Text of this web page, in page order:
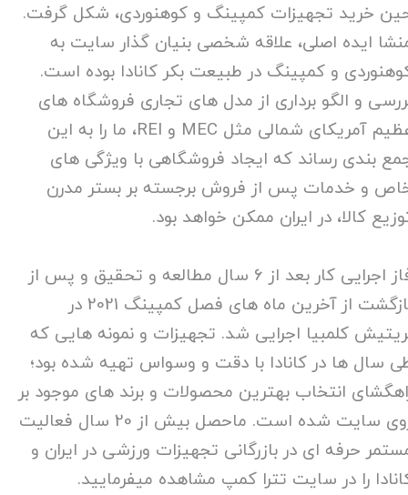
خرید تجهیزات کمپینگ و کوهنوردی، شکل گرفت.
ایده اصلی، علاقه شخصی بنیان گذار سایت به
و کمپینگ در طبیعت بکر کانادا بوده است.
و الگو برداری از مدل های تجاری فروشگاه های
عظیم آمریکای شمالی مثل MEC و REI، ما را به این
بندی رساند که ایجاد فروشگاهی با ویژگی های
و خدمات پس از فروش برجسته بر بستر مدرن
کالا، در ایران ممکن خواهد بود.
فاز اجرایی کار بعد از 6 سال مطالعه و تحقیق و پس از
بازگشت از آخرین ماه های فصل کمپینگ 2021 در
کلمبیا اجرایی شد. تجهیزات و نمونه هایی که
سال ها در کانادا با دقت و وسواس تهیه شده بود؛
انتخاب بهترین محصولات و برند های موجود بر
روی سایت شده است. ماحصل بیش از 20 سال فعالیت
حرفه ای در بازرگانی تجهیزات ورزشی در ایران و
را در سایت تترا کمپ مشاهده میفرمایید.